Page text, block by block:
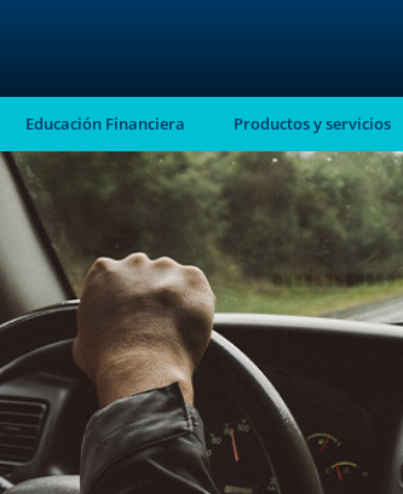
en tu
Educación Financiera Productos y servicios